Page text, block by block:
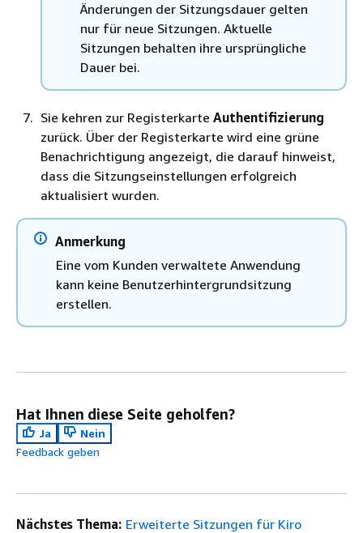
Änderungen der Sitzungsdauer gelten
nur für neue Sitzungen. Aktuelle
Sitzungen behalten ihre ursprüngliche
Dauer bei.
Sie kehren zur Registerkarte Authentifizierung
zurück. Über der Registerkarte wird eine grüne
Benachrichtigung angezeigt, die darauf hinweist,
dass die Sitzungseinstellungen erfolgreich
aktualisiert wurden.
Anmerkung
Eine vom Kunden verwaltete Anwendung
kann keine Benutzerhintergrundsitzung
erstellen.
Hat Ihnen diese Seite geholfen?
Ja
Nein
Feedback geben
Nächstes Thema: Erweiterte Sitzungen für Kiro